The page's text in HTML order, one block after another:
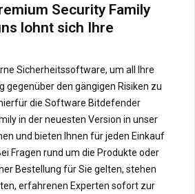
Security Family
lohnt sich Ihre
Sicherheitssoftware, um all Ihre
gegenüber den gängigen Risiken zu
die Software Bitdefender
in der neuesten Version in unser
und bieten Ihnen für jeden Einkauf
Fragen rund um die Produkte oder
Bestellung für Sie gelten, stehen
erfahrenen Experten sofort zur